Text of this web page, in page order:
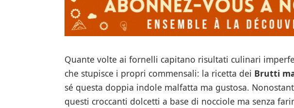
Quante volte ai fornelli capitano risultati culinari
che stupisce i propri commensali: la ricetta dei Brutti
sé questa doppia indole malfatta ma gustosa.
questi croccanti dolcetti a base di nocciole ma senza